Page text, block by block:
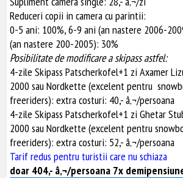
Reduceri copii in camera cu parintii:
0-5 ani: 100%, 6-9 ani (an nastere 2006-
(an nastere 200-2005): 30%
Posibilitate de modificare a skipass astfel:
4-zile Skipass Patscherkofel+1 zi Axamer
2000 sau Nordkette (excelent pentru
freeriders): extra costuri: 40,- â‚¬/persoana
4-zile Skipass Patscherkofel+1 zi Ghetar
2000 sau Nordkette (excelent pentru
freeriders): extra costuri: 52,- â‚¬/persoana
Tarif redus pentru turistii care nu schiaza
doar 404,- â‚¬/persoana 7x